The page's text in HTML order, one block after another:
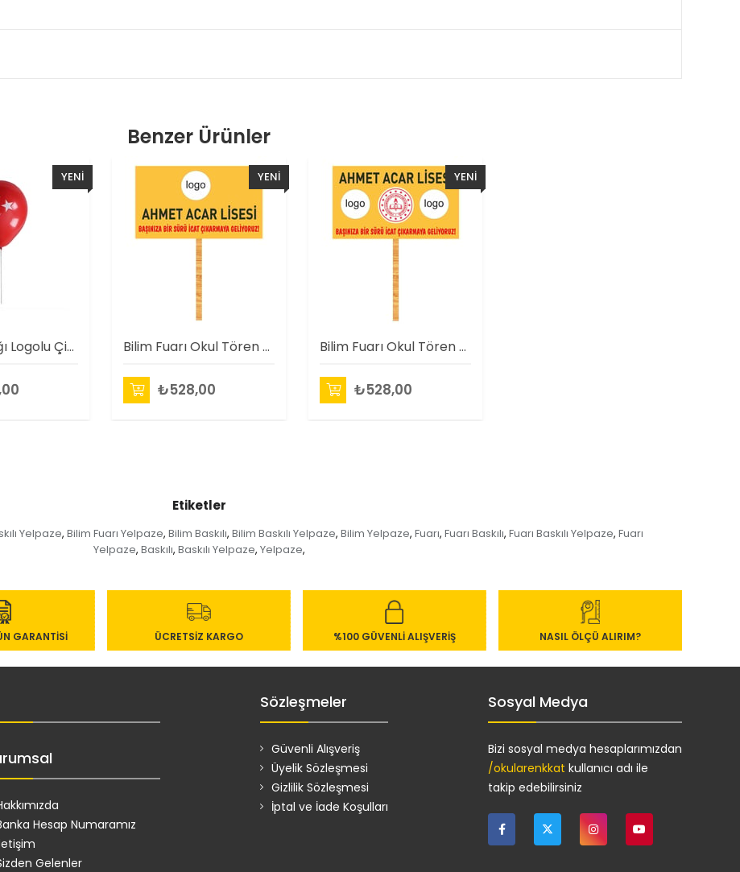
Benzer Ürünler
Türk Bayrağı Logolu Çift Yüz Baskılı Balon (100 Adet )
YENI
Bilim Fuarı Okul Tören Tabela
₺528,00
YENI
ÜRÜN
Bilim Fuarı Okul Tören Tabela
₺528,00
YENI
Etiketler
Yelpaze, Bilim Fuarı Yelpaze, Bilim Baskılı, Bilim Baskılı Yelpaze, Bilim Yelpaze, Fuarı, Fuarı Baskılı, Fuarı Baskılı Yelpaze, Fuarı
Yelpaze, Baskılı, Baskılı Yelpaze, Yelpaze,
GARANTİSİ ÜCRETSİZ KARGO %100 GÜVENLİ ALIŞVERİŞ NASIL ÖLÇÜ ALIRIM?
Hesap Numaramız
Gelenler
Sözleşmeler
Güvenli Alışveriş
Üyelik Sözleşmesi
Gizlilik Sözleşmesi
İptal ve İade Koşulları
Sosyal Medya
Bizi sosyal medya hesaplarımızdan
/okularenkkat kullanıcı adı ile
takip edebilirsiniz